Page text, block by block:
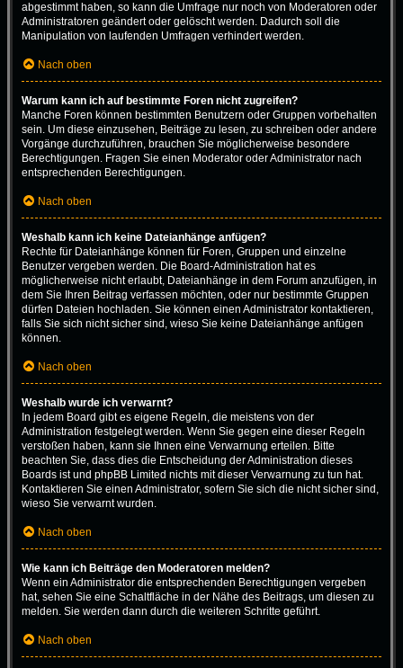
abgestimmt haben, so kann die Umfrage nur noch von Moderatoren oder
Administratoren geändert oder gelöscht werden. Dadurch soll die
Manipulation von laufenden Umfragen verhindert werden.
Nach oben
Warum kann ich auf bestimmte Foren nicht zugreifen?
Manche Foren können bestimmten Benutzern oder Gruppen vorbehalten
sein. Um diese einzusehen, Beiträge zu lesen, zu schreiben oder andere
Vorgänge durchzuführen, brauchen Sie möglicherweise besondere
Berechtigungen. Fragen Sie einen Moderator oder Administrator nach
entsprechenden Berechtigungen.
Nach oben
Weshalb kann ich keine Dateianhänge anfügen?
Rechte für Dateianhänge können für Foren, Gruppen und einzelne
Benutzer vergeben werden. Die Board-Administration hat es
möglicherweise nicht erlaubt, Dateianhänge in dem Forum anzufügen, in
dem Sie Ihren Beitrag verfassen möchten, oder nur bestimmte Gruppen
dürfen Dateien hochladen. Sie können einen Administrator kontaktieren,
falls Sie sich nicht sicher sind, wieso Sie keine Dateianhänge anfügen
können.
Nach oben
Weshalb wurde ich verwarnt?
In jedem Board gibt es eigene Regeln, die meistens von der
Administration festgelegt werden. Wenn Sie gegen eine dieser Regeln
verstoßen haben, kann sie Ihnen eine Verwarnung erteilen. Bitte
beachten Sie, dass dies die Entscheidung der Administration dieses
Boards ist und phpBB Limited nichts mit dieser Verwarnung zu tun hat.
Kontaktieren Sie einen Administrator, sofern Sie sich die nicht sicher sind,
wieso Sie verwarnt wurden.
Nach oben
Wie kann ich Beiträge den Moderatoren melden?
Wenn ein Administrator die entsprechenden Berechtigungen vergeben
hat, sehen Sie eine Schaltfläche in der Nähe des Beitrags, um diesen zu
melden. Sie werden dann durch die weiteren Schritte geführt.
Nach oben